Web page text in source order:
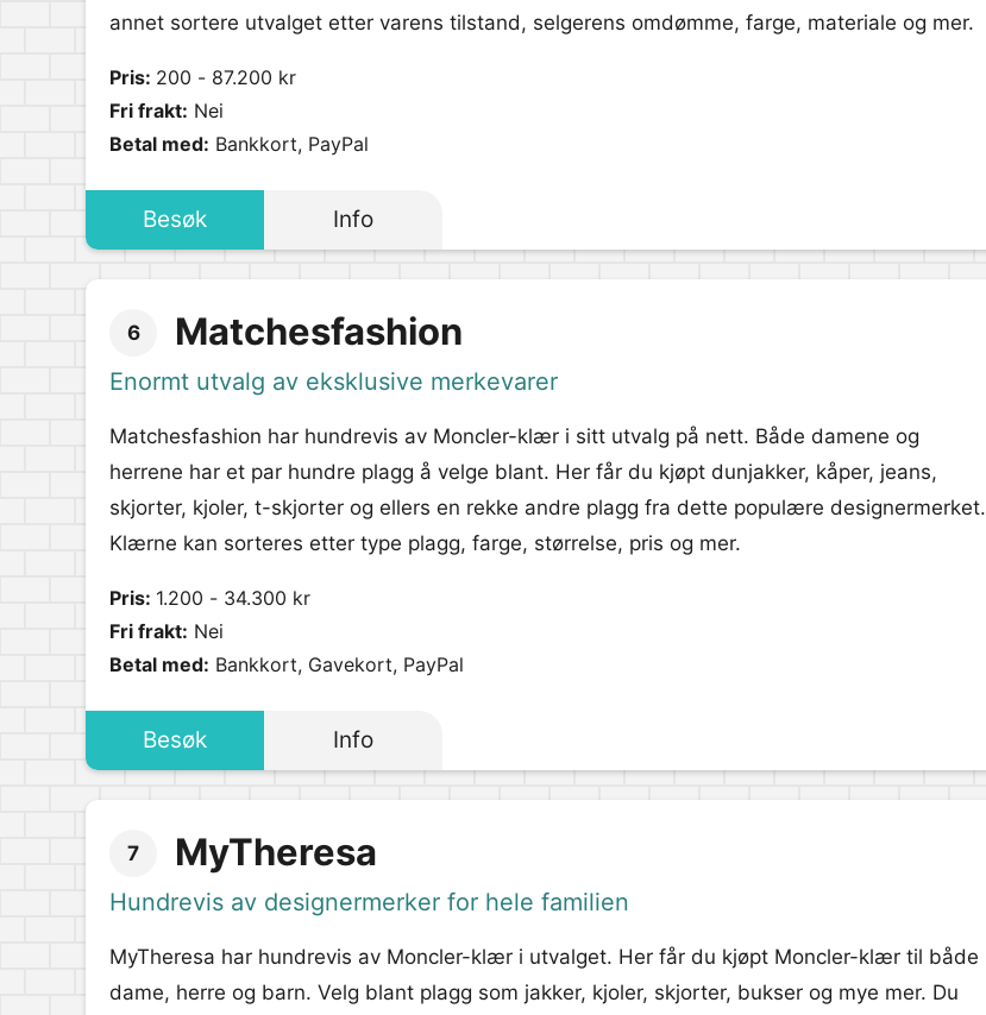
annet sortere utvalget etter varens tilstand, selgerens omdømme, farge, materiale og mer.
Pris: 200 - 87.200 kr
Fri frakt: Nei
Betal med: Bankkort, PayPal
Besøk Info
6 Matchesfashion
Enormt utvalg av eksklusive merkevarer
Matchesfashion har hundrevis av Moncler-klær i sitt utvalg på nett. Både damene og
herrene har et par hundre plagg å velge blant. Her får du kjøpt dunjakker, kåper, jeans,
skjorter, kjoler, t-skjorter og ellers en rekke andre plagg fra dette populære designermerket.
Klærne kan sorteres etter type plagg, farge, størrelse, pris og mer.
Pris: 1.200 - 34.300 kr
Fri frakt: Nei
Betal med: Bankkort, Gavekort, PayPal
Besøk Info
7 MyTheresa
Hundrevis av designermerker for hele familien
MyTheresa har hundrevis av Moncler-klær i utvalget. Her får du kjøpt Moncler-klær til både
dame, herre og barn. Velg blant plagg som jakker, kjoler, skjorter, bukser og mye mer. Du